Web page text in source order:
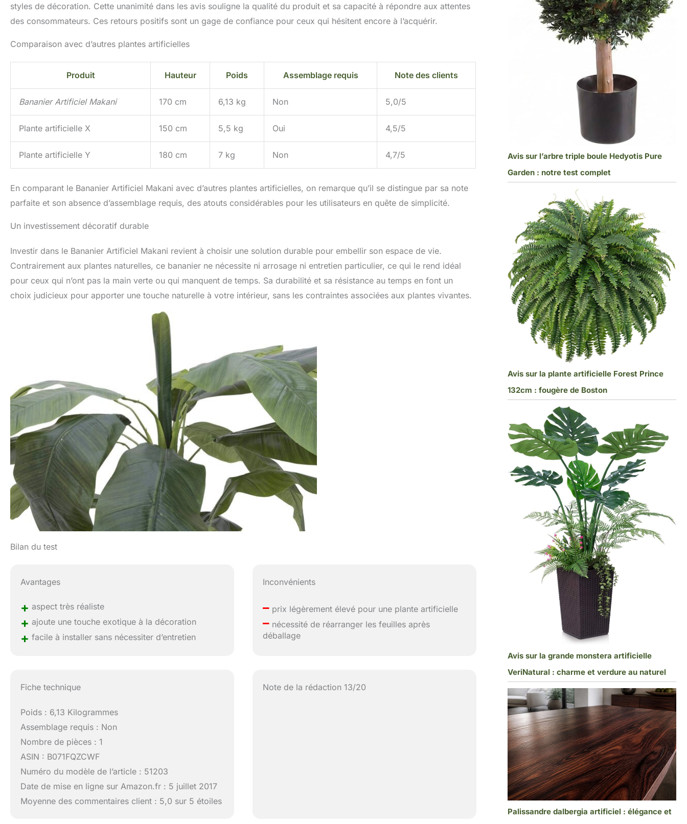
styles de décoration. Cette unanimité dans les avis souligne la qualité du produit et sa capacité à répondre aux attentes
des consommateurs. Ces retours positifs sont un gage de confiance pour ceux qui hésitent encore à l’acquérir.
Comparaison avec d’autres plantes artificielles
Produit Hauteur Poids Assemblage requis Note des clients
Bananier Artificiel Makani 170 cm 6,13 kg Non 5,0/5
Plante artificielle X 150 cm 5,5 kg Oui 4,5/5
Plante artificielle Y 180 cm 7 kg Non 4,7/5
En comparant le Bananier Artificiel Makani avec d’autres plantes artificielles, on remarque qu’il se distingue par sa note
parfaite et son absence d’assemblage requis, des atouts considérables pour les utilisateurs en quête de simplicité.
Un investissement décoratif durable
Investir dans le Bananier Artificiel Makani revient à choisir une solution durable pour embellir son espace de vie.
Contrairement aux plantes naturelles, ce bananier ne nécessite ni arrosage ni entretien particulier, ce qui le rend idéal
pour ceux qui n’ont pas la main verte ou qui manquent de temps. Sa durabilité et sa résistance au temps en font un
choix judicieux pour apporter une touche naturelle à votre intérieur, sans les contraintes associées aux plantes vivantes.
Bilan du test
Avantages
+ aspect très réaliste
+ ajoute une touche exotique à la décoration
+ facile à installer sans nécessiter d’entretien
Inconvénients
– prix légèrement élevé pour une plante artificielle
– nécessité de réarranger les feuilles après
déballage
Fiche technique
Poids : 6,13 Kilogrammes
Assemblage requis : Non
Nombre de pièces : 1
ASIN : B071FQZCWF
Numéro du modèle de l’article : 51203
Date de mise en ligne sur Amazon.fr : 5 juillet 2017
Moyenne des commentaires client : 5,0 sur 5 étoiles
Note de la rédaction 13/20
Avis sur l’arbre triple boule Hedyotis Pure
Garden : notre test complet
Avis sur la plante artificielle Forest Prince
132cm : fougère de Boston
Avis sur la grande monstera artificielle
VeriNatural : charme et verdure au naturel
Palissandre dalbergia artificiel : élégance et